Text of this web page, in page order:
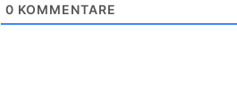
0 KOMMENTARE